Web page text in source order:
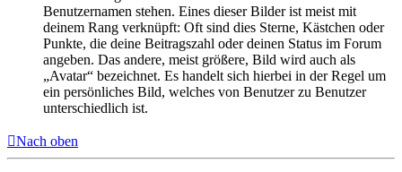
Benutzernamen stehen. Eines dieser Bilder ist meist mit
deinem Rang verknüpft: Oft sind dies Sterne, Kästchen oder
Punkte, die deine Beitragszahl oder deinen Status im Forum
angeben. Das andere, meist größere, Bild wird auch als
„Avatar“ bezeichnet. Es handelt sich hierbei in der Regel um
ein persönliches Bild, welches von Benutzer zu Benutzer
unterschiedlich ist.
Nach oben